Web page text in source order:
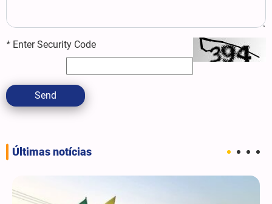
* Enter Security Code
Send
Últimas notícias